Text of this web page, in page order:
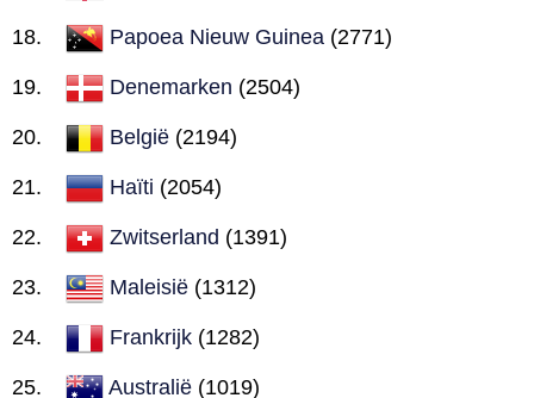
Papoea Nieuw Guinea (2771)
Denemarken (2504)
België (2194)
Haïti (2054)
Zwitserland (1391)
Maleisië (1312)
Frankrijk (1282)
Australië (1019)